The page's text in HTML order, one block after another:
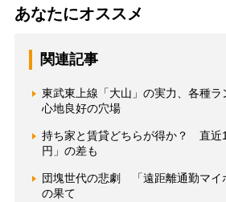
あなたにオススメ
関連記事
東武東上線「大山」の実力、各種ラ
心地良好の穴場
持ち家と賃貸どちらが得か？ 直近
円」の差も
団塊世代の悲劇 「遠距離通勤マイ
の果て